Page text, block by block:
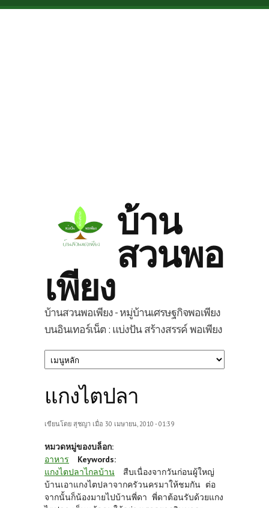
Skip to main content
บ้าน
สวนพอ
เพียง
บ้านสวนพอเพียง - หมู่บ้านเศรษฐกิจพอเพียง
บนอินเทอร์เน็ต : แบ่งปัน สร้างสรรค์ พอเพียง
แกงไตปลา
เขียนโดย สุชญา เมื่อ 30 เมษายน, 2010 - 01:39
หมวดหมู่ของบล็อก:
อาหาร
Keywords:
แกงไตปลาไกลบ้าน
สืบเนื่องจากวันก่อนผู้ใหญ่
บ้านเอาแกงไตปลาจากครัวนครมาให้ชมกัน ต่อ
จากนั้นก็น้องมายไปบ้านพี่ดา พี่ดาต้อนรับด้วยแกง